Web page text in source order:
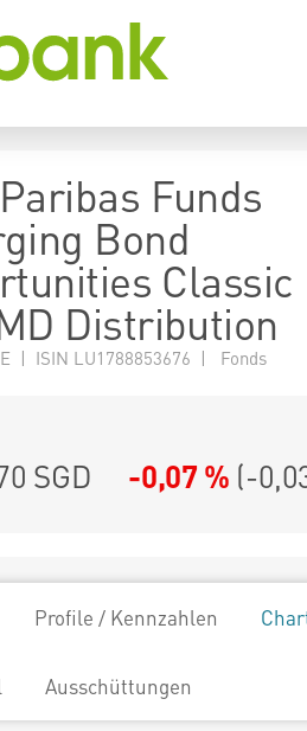
Funds
Bond
Classic
Distribution
| ISIN LU1788853676 | Fonds
SGD -0,07 % (-
Profile / Kennzahlen
Ausschüttungen